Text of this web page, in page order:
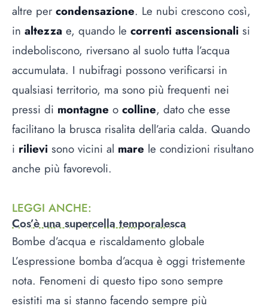
altre per condensazione. Le nubi crescono così,
in altezza e, quando le correnti ascensionali si
indeboliscono, riversano al suolo tutta l’acqua
accumulata. I nubifragi possono verificarsi in
qualsiasi territorio, ma sono più frequenti nei
pressi di montagne o colline, dato che esse
facilitano la brusca risalita dell’aria calda. Quando
i rilievi sono vicini al mare le condizioni risultano
anche più favorevoli.
LEGGI ANCHE:
Cos’è una supercella temporalesca
Bombe d’acqua e riscaldamento globale
L’espressione bomba d’acqua è oggi tristemente
nota. Fenomeni di questo tipo sono sempre
esistiti ma si stanno facendo sempre più